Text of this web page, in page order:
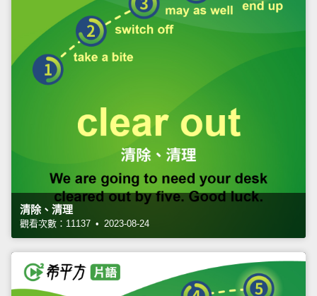
清除、清理
觀看次數：11137 • 2023-08-24